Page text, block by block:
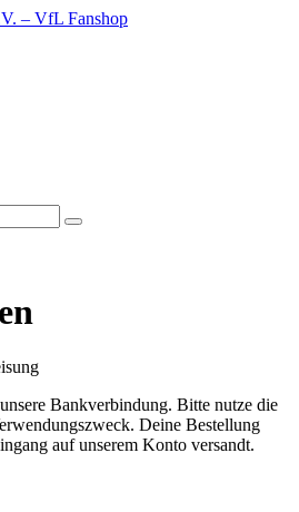
Bankverbindung. Bitte nutze die
Deine Bestellung
auf unserem Konto versandt.